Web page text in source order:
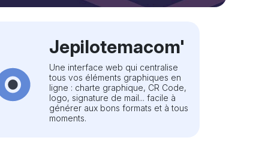
Jepilotemacom'
Une interface web qui centralise
tous vos éléments graphiques en
ligne : charte graphique, CR Code,
logo, signature de mail... facile à
générer aux bons formats et à tous
moments.